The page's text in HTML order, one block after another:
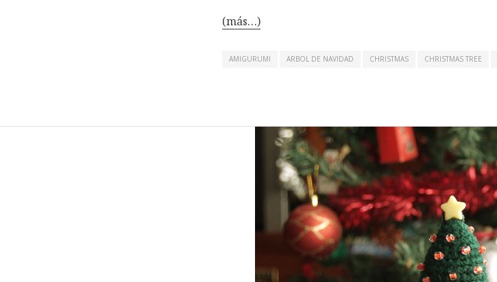
(más…)
AMIGURUMI ARBOL DE NAVIDAD CHRISTMAS CHRISTMAS TREE